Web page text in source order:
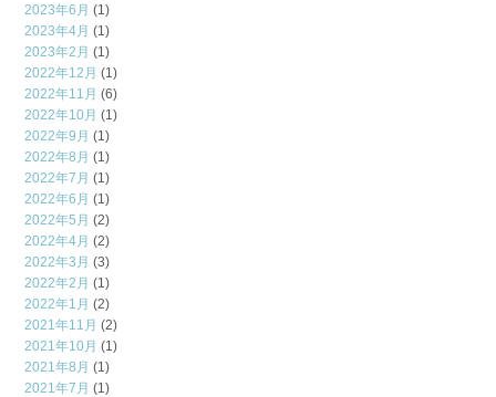
2023年6月 (1)
2023年4月 (1)
2023年2月 (1)
2022年12月 (1)
2022年11月 (6)
2022年10月 (1)
2022年9月 (1)
2022年8月 (1)
2022年7月 (1)
2022年6月 (1)
2022年5月 (2)
2022年4月 (2)
2022年3月 (3)
2022年2月 (1)
2022年1月 (2)
2021年11月 (2)
2021年10月 (1)
2021年8月 (1)
2021年7月 (1)